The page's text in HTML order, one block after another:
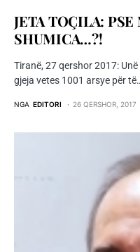
JETA TOÇILA: PSE
SHUMICA…?!
Tiranë, 27 qershor 2017:
gjeja vetes 1001 arsye për
NGA EDITORI 26 QERSHOR, 2017